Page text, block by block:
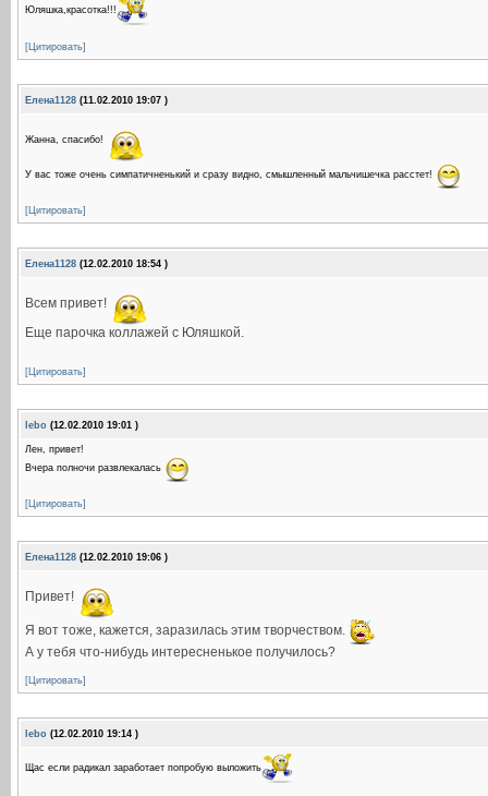
Юляшка,красотка!!!
[Цитировать]
Елена1128 (11.02.2010 19:07 )
Жанна, спасибо!
У вас тоже очень симпатичненький и сразу видно, смышленный мальчишечка расстет!
[Цитировать]
Елена1128 (12.02.2010 18:54 )
Всем привет!
Еще парочка коллажей с Юляшкой.
[Цитировать]
lebo (12.02.2010 19:01 )
Лен, привет!
Вчера полночи развлекалась
[Цитировать]
Елена1128 (12.02.2010 19:06 )
Привет!
Я вот тоже, кажется, заразилась этим творчеством.
А у тебя что-нибудь интересненькое получилось?
[Цитировать]
lebo (12.02.2010 19:14 )
Щас если радикал заработает попробую выложить